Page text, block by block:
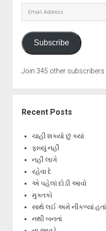
Email
Address
Subscribe
Join 345 other subscribers
Recent Posts
ચાહી શક્યો છું ક્યાં
ફાવ્યું નહીં
નહીં લાગે
રહેવા દે
એ પહેલાં દોડી આવો
મુક્તકો
સાથે લઈ અમે નીકળ્યાં હતાં
નથી બનતાં